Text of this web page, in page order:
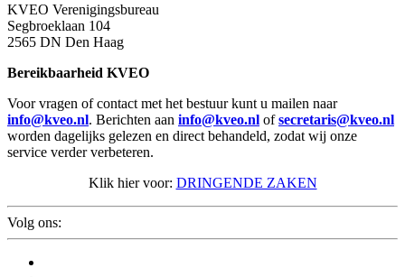
KVEO Verenigingsbureau
Segbroeklaan 104
2565 DN Den Haag
Bereikbaarheid KVEO
Voor vragen of contact met het bestuur kunt u mailen naar
info@kveo.nl. Berichten aan info@kveo.nl ofsecretaris@kveo.nl
worden dagelijks gelezen en direct behandeld, zodat wij onze
service verder verbeteren.
Klik hier voor: DRINGENDE ZAKEN
Volg ons: